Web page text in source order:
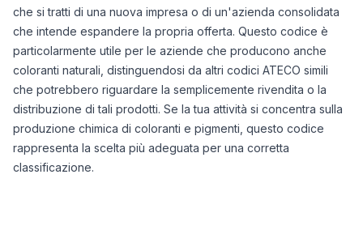
che si tratti di una nuova impresa o di un'azienda consolidata
che intende espandere la propria offerta. Questo codice è
particolarmente utile per le aziende che producono anche
coloranti naturali, distinguendosi da altri codici ATECO simili
che potrebbero riguardare la semplicemente rivendita o la
distribuzione di tali prodotti. Se la tua attività si concentra sulla
produzione chimica di coloranti e pigmenti, questo codice
rappresenta la scelta più adeguata per una corretta
classificazione.